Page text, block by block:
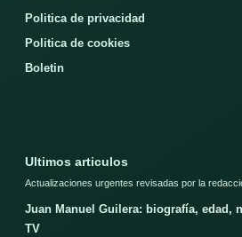
Politica de privacidad
Politica de cookies
Boletin
Ultimos articulos
Actualizaciones urgentes revisadas por la
Juan Manuel Guilera: biografía, edad,
TV